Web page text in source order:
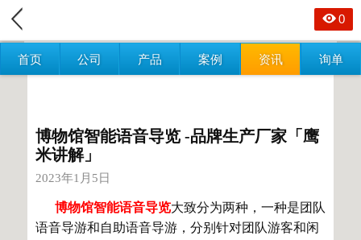
首页 公司 产品 案例 资讯 询单
0
博物馆智能语音导览 -品牌生产厂家「鹰
米讲解」
2023年1月5日
博物馆智能语音导览大致分为两种，一种是团队
语音导游和自助语音导游，分别针对团队游客和闲